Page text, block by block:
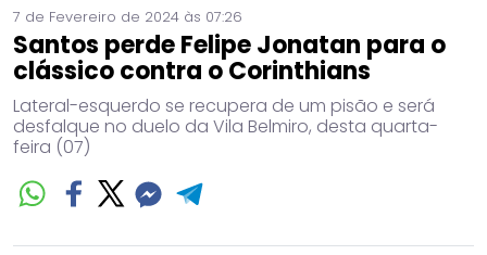
7 de Fevereiro de 2024 às 07:26
Santos perde Felipe Jonatan para o
clássico contra o Corinthians
Lateral-esquerdo se recupera de um pisão e será
desfalque no duelo da Vila Belmiro, desta quarta-
feira (07)